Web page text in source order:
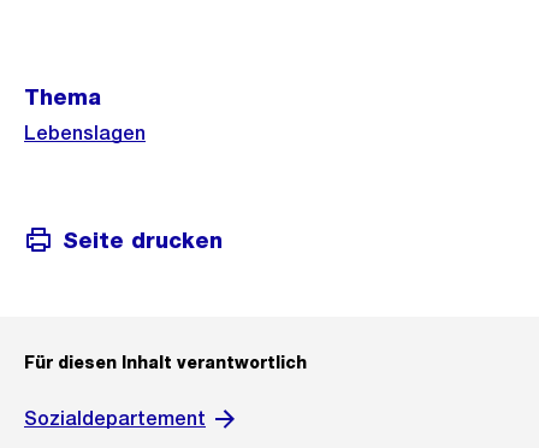
Informationen
Thema
Lebenslagen
Seite drucken
Für diesen Inhalt verantwortlich
Sozialdepartement